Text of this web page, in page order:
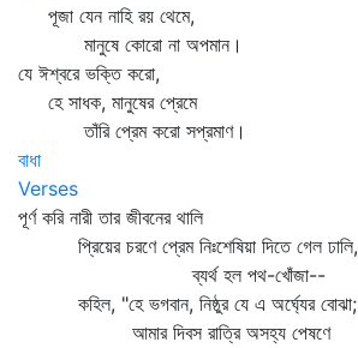
পূজা যেন নাহি রয় থেমে,
মানুষে কোরো না অপমান।
যে ঈশ্বরে ভক্তি করো,
হে সাধক, মানুষের প্রেমে
তাঁরি প্রেম করো সপ্রমাণ।
বাধা
Verses
পূর্ণ করি নারী তার জীবনের থালি
প্রিয়ের চরণে প্রেম নিঃশেষিয়া দিতে গেল ঢালি,
ব্যর্থ হল পথ-খোঁজা--
কহিল, "হে ভগবান, নিষ্ঠুর যে এ অর্ঘ্যের বোঝা;
আমার দিবস রাত্রি অসহ্য পেষণে